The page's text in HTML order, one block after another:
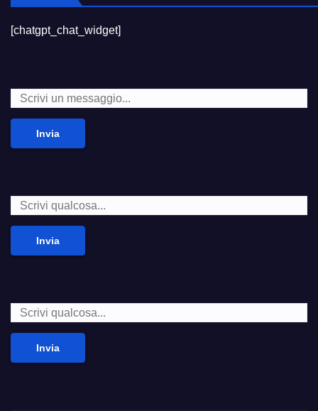
[chatgpt_chat_widget]
Invia
Invia
Invia